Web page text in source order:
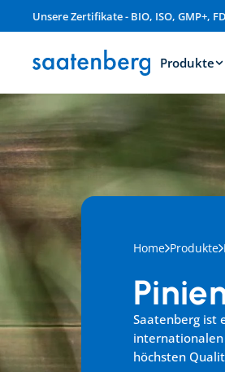
Unsere Zertifikate - BIO, ISO, GMP+,
Produkte
Home Produkte
Saatenberg ist
höchsten